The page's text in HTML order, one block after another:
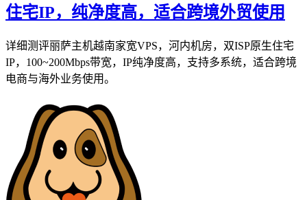
住宅IP，纯净度高，适合跨境外贸使用
详细测评丽萨主机越南家宽VPS，河内机房，双ISP原生住宅
IP，100~200Mbps带宽，IP纯净度高，支持多系统，适合跨境
电商与海外业务使用。